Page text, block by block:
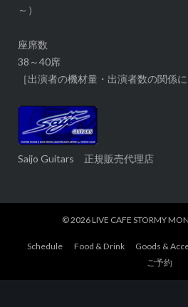
～）
座席数
38～40席
［出演者の機材量・出演者数の関係
Saijo Guitars 正規販売代理店
© 2026LIVE CAFE STORMY
Schedule Food & Drink Goods &
ご予約